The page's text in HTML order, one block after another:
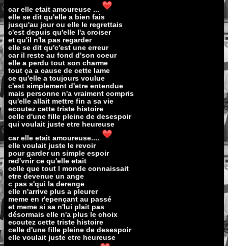
car elle etait amoureuse ...
elle se dit qu'elle a bien fais
jusqu'au jour ou elle le regrettais
c'est depuis qu'elle l'a croiser
et qu'il n'la pas regarder
elle se dit qu'c'est une erreur
car il reste au fond d'son coeur
elle a perdu tout son charme
tout ça a cause de cette lame
ce qu'elle a toujours voulue
c'est simplement d'etre entendue
mais personne n'a vraiment compris
qu'elle allait mettre fin a sa vie
ecoutez cette triste histoire
celle d'une fille pleine de desespoir
qui voulait juste etre heureuse
car elle etait amoureuse....
elle voulait juste le revoir
pour garder un simple espoir
red'vnir ce qu'elle etait
celle que tout l monde connaissait
etre devenue un ange
c pas s'qui la derenge
elle n'arrive plus a pleurer
meme en r'epençant au passé
et meme si sa n'lui plait pas
désormais elle n'a plus le choix
ecoutez cette triste histoire
celle d'une fille pleine de desespoir
elle voulait juste etre heureuse